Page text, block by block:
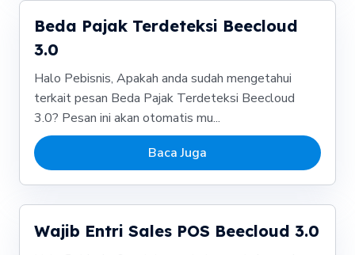
Beda Pajak Terdeteksi Beecloud
3.0
Halo Pebisnis, Apakah anda sudah mengetahui
terkait pesan Beda Pajak Terdeteksi Beecloud
3.0? Pesan ini akan otomatis mu...
Baca Juga
Wajib Entri Sales POS Beecloud 3.0